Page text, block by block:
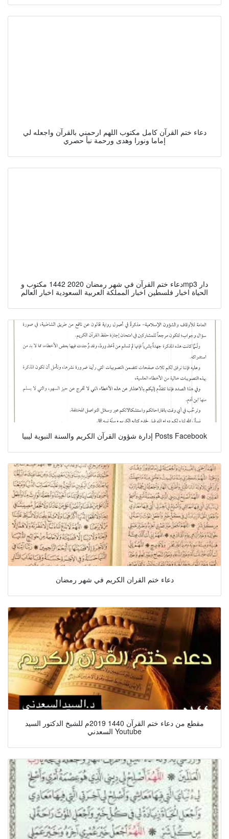
دعاء ختم القرآن كامل مكتوب اللهم ارحمني بالقرآن واجعله لي
إماما ونورا وهدى ورحمة نبأ حصري
دعاء ختم القرآن في شهر رمضان 2020 1442 مكتوب وmp3 دار
الحياة اخبار فلسطين اخبار المملكة العربية السعودية اخبار العالم
إدارة شؤون القرآن الكريم والسنة النبوية ليبيا Posts Facebook
دعاء ختم القران الكريم في شهر رمضان
مقطع من دعاء ختم القرآن 1440 2019م للشيخ الدكتور السيد
السعدني Youtube